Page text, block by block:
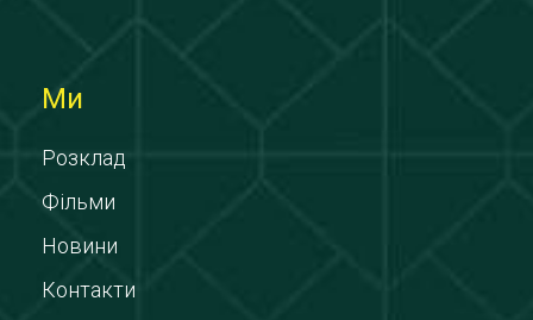
Ми
Розклад
Фільми
Новини
Контакти